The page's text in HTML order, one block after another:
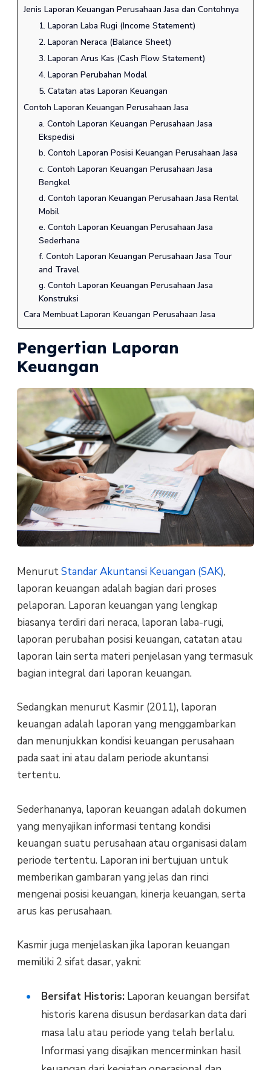
Jenis Laporan Keuangan Perusahaan Jasa dan Contohnya
1. Laporan Laba Rugi (Income Statement)
2. Laporan Neraca (Balance Sheet)
3. Laporan Arus Kas (Cash Flow Statement)
4. Laporan Perubahan Modal
5. Catatan atas Laporan Keuangan
Contoh Laporan Keuangan Perusahaan Jasa
a. Contoh Laporan Keuangan Perusahaan Jasa
Ekspedisi
b. Contoh Laporan Posisi Keuangan Perusahaan Jasa
c. Contoh Laporan Keuangan Perusahaan Jasa
Bengkel
d. Contoh laporan Keuangan Perusahaan Jasa Rental
Mobil
e. Contoh Laporan Keuangan Perusahaan Jasa
Sederhana
f. Contoh Laporan Keuangan Perusahaan Jasa Tour
and Travel
g. Contoh Laporan Keuangan Perusahaan Jasa
Konstruksi
Cara Membuat Laporan Keuangan Perusahaan Jasa
Pengertian Laporan
Keuangan
MenurutStandar Akuntansi Keuangan (SAK),
laporan keuangan adalah bagian dari proses
pelaporan. Laporan keuangan yang lengkap
biasanya terdiri dari neraca, laporan laba-rugi,
laporan perubahan posisi keuangan, catatan atau
laporan lain serta materi penjelasan yang termasuk
bagian integral dari laporan keuangan.
Sedangkan menurut Kasmir (2011), laporan
keuangan adalah laporan yang menggambarkan
dan menunjukkan kondisi keuangan perusahaan
pada saat ini atau dalam periode akuntansi
tertentu.
Sederhananya, laporan keuangan adalah dokumen
yang menyajikan informasi tentang kondisi
keuangan suatu perusahaan atau organisasi dalam
periode tertentu. Laporan ini bertujuan untuk
memberikan gambaran yang jelas dan rinci
mengenai posisi keuangan, kinerja keuangan, serta
arus kas perusahaan.
Kasmir juga menjelaskan jika laporan keuangan
memiliki 2 sifat dasar, yakni:
Bersifat Historis:Laporan keuangan bersifat
historis karena disusun berdasarkan data dari
masa lalu atau periode yang telah berlalu.
Informasi yang disajikan mencerminkan hasil